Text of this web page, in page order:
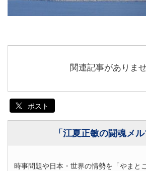
関連記事がありま
ポスト
「江夏正敏の闘魂メル
時事問題や日本・世界の情勢を「やまと